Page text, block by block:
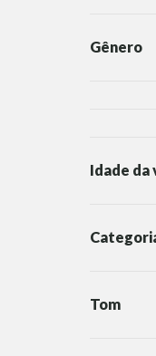
Gênero
Idade da
Tom